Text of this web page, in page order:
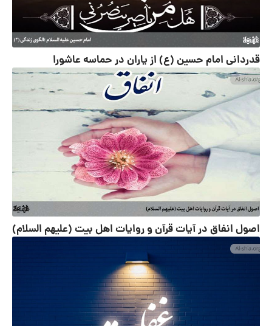
قدردانی امام حسین (ع) از یاران در حماسه عاشورا
اصول انفاق در آیات قرآن و روایات اهل بیت (علیهم السلام)